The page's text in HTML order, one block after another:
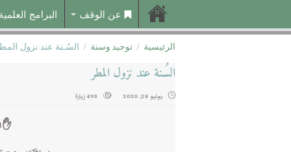
عن الوقف البرامج العلمية
الرئيسية / توحيد وسنة / ﺍﻟﺴُـﻨﺔ عند نزول
ﺍﻟﺴُـﻨﺔ عند نزول المطر
يوليو 28, 2020 493 زيارة